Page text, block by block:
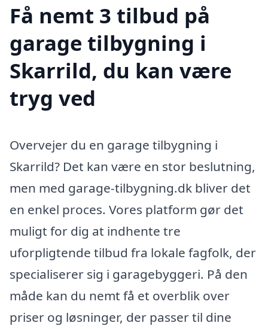
Få nemt 3 tilbud på
garage tilbygning i
Skarrild, du kan være
tryg ved
Overvejer du en garage tilbygning i
Skarrild? Det kan være en stor beslutning,
men med garage-tilbygning.dk bliver det
en enkel proces. Vores platform gør det
muligt for dig at indhente tre
uforpligtende tilbud fra lokale fagfolk, der
specialiserer sig i garagebyggeri. På den
måde kan du nemt få et overblik over
priser og løsninger, der passer til dine